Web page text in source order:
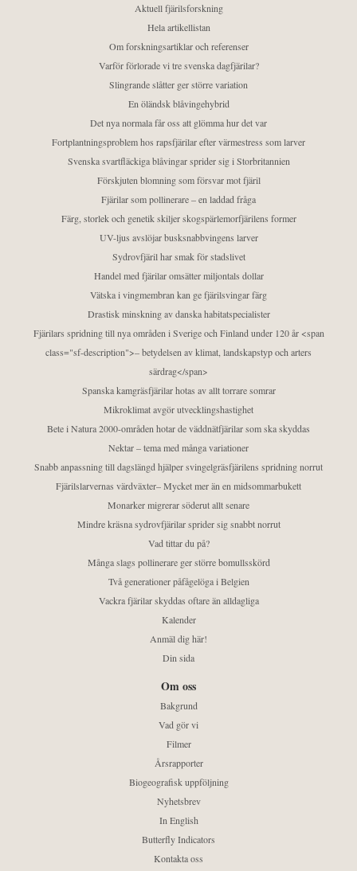
Aktuell fjärilsforskning
Hela artikellistan
Om forskningsartiklar och referenser
Varför förlorade vi tre svenska dagfjärilar?
Slingrande slåtter ger större variation
En öländsk blåvingehybrid
Det nya normala får oss att glömma hur det var
Fortplantningsproblem hos rapsfjärilar efter värmestress som larver
Svenska svartfläckiga blåvingar sprider sig i Storbritannien
Förskjuten blomning som försvar mot fjäril
Fjärilar som pollinerare – en laddad fråga
Färg, storlek och genetik skiljer skogspärlemorfjärilens former
UV-ljus avslöjar busksnabbvingens larver
Sydrovfjäril har smak för stadslivet
Handel med fjärilar omsätter miljontals dollar
Vätska i vingmembran kan ge fjärilsvingar färg
Drastisk minskning av danska habitatspecialister
Fjärilars spridning till nya områden i Sverige och Finland under 120 år <span
class="sf-description">– betydelsen av klimat, landskapstyp och arters
särdrag</span>
Spanska kamgräsfjärilar hotas av allt torrare somrar
Mikroklimat avgör utvecklingshastighet
Bete i Natura 2000-områden hotar de väddnätfjärilar som ska skyddas
Nektar – tema med många variationer
Snabb anpassning till dagslängd hjälper svingelgräsfjärilens spridning norrut
Fjärilslarvernas värdväxter– Mycket mer än en midsommarbukett
Monarker migrerar söderut allt senare
Mindre kräsna sydrovfjärilar sprider sig snabbt norrut
Vad tittar du på?
Många slags pollinerare ger större bomullsskörd
Två generationer påfågelöga i Belgien
Vackra fjärilar skyddas oftare än alldagliga
Kalender
Anmäl dig här!
Din sida
Om oss
Bakgrund
Vad gör vi
Filmer
Årsrapporter
Biogeografisk uppföljning
Nyhetsbrev
In English
Butterfly Indicators
Kontakta oss